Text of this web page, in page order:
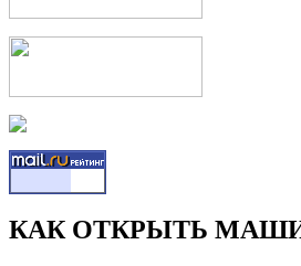
КАК ОТКРЫТЬ